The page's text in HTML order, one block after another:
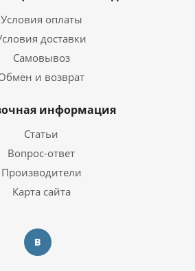
Условия оплаты
доставки
Самовывоз
и возврат
информация
Статьи
Вопрос-ответ
Производители
Карта сайта